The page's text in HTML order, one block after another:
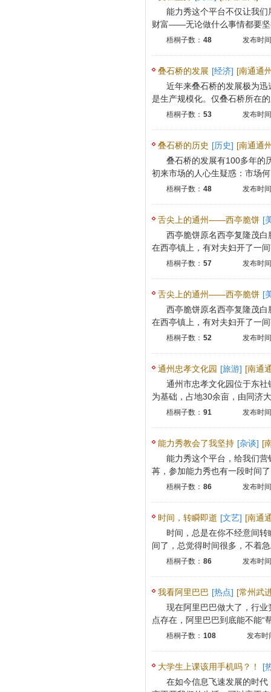
能力秀这个平台不仅让我
财富——无论做什么事情都要
梧桐子数： 48 发布时
叠石桥的发展 [经济] [南通通
近年来叠石桥的发展极为
是生产规模化。仅叠石桥所在
梧桐子数： 53 发布时
叠石桥的历史 [历史] [南通通
叠石桥的发展有100多年的
初来市场的人心生疑惑：市场
梧桐子数： 48 发布时
舌尖上的通州——西亭脆饼 [
西亭脆饼原名西亭复隆茂
在西亭镇上，有对夫妇开了一
梧桐子数： 57 发布时
舌尖上的通州——西亭脆饼 [
西亭脆饼原名西亭复隆茂
在西亭镇上，有对夫妇开了一
梧桐子数： 52 发布时
通州忠孝文化园 [旅游] [南通
通州市忠孝文化园位于东
为基础，占地30余亩，由同济
梧桐子数： 91 发布时
能力秀教会了我坚持 [杂谈] [
能力秀这个平台，给我们
苒，参加能力秀也有一段时间
梧桐子数： 86 发布时
时间，转瞬即逝 [文艺] [南通
时间，总是在你不经意间
间了，总觉得时间很多，不着
梧桐子数： 86 发布时
我看阿里巴巴 [热点] [常州武
现在阿里巴巴做大了，行
点存在，阿里巴巴到底能不能“
梧桐子数： 108 发布时
大学生上课该用手机吗？！
[
在如今信息飞速发展的时